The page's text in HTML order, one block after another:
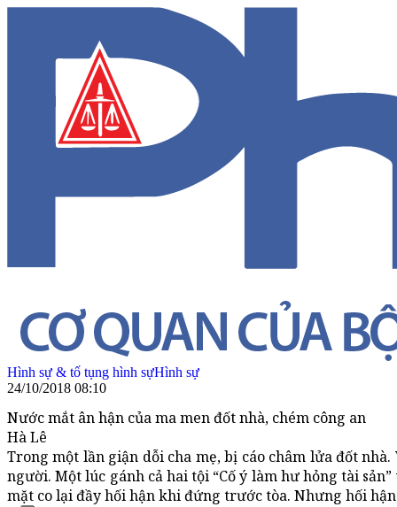
Hình sự & tố tụng hình sựHình sự
24/10/2018 08:10
Nước mắt ân hận của ma men đốt nhà, chém công an
Hà Lê
Trong một lần giận dỗi cha mẹ, bị cáo châm lửa đốt nhà.
người. Một lúc gánh cả hai tội “Cố ý làm hư hỏng tài
mặt co lại đầy hối hận khi đứng trước tòa. Nhưng hối